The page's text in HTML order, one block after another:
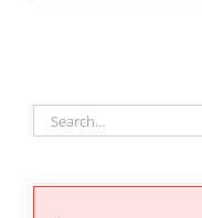
Search
for: